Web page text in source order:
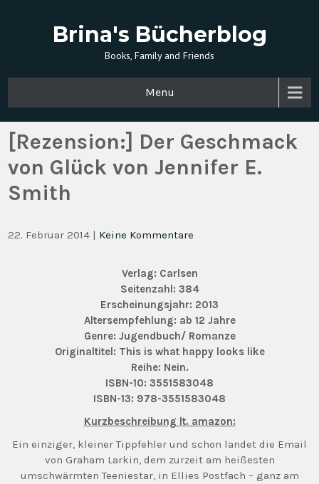
Brina's Bücherblog
Books, Family and Friends
Menu
[Rezension:] Der Geschmack
von Glück von Jennifer E.
Smith
22. Februar 2014 | Keine Kommentare
Verlag: Carlsen
Seitenzahl: 384
Erscheinungsjahr: 2013
Altersempfehlung: ab 12 Jahre
Genre: Jugendbuch/ Romanze
Originaltitel: This is what happy looks like
Reihe: Nein.
ISBN-10: 3551583048
ISBN-13: 978-3551583048
Kurzbeschreibung lt. amazon:
Ein einziger, kleiner Tippfehler und schon landet die Email
von Graham Larkin, dem zurzeit am heißesten
umschwärmten Teeniestar, in Ellies Postfach – ganz am